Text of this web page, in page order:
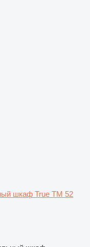
шкаф True TM 52